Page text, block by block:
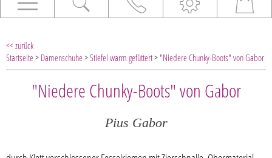
<< zurück
Startseite> Damenschuhe>Stiefel warm gefüttert> "Niedere Chunky-Boots" von Gabor
"Niedere Chunky-Boots" von Gabor
Pius Gabor